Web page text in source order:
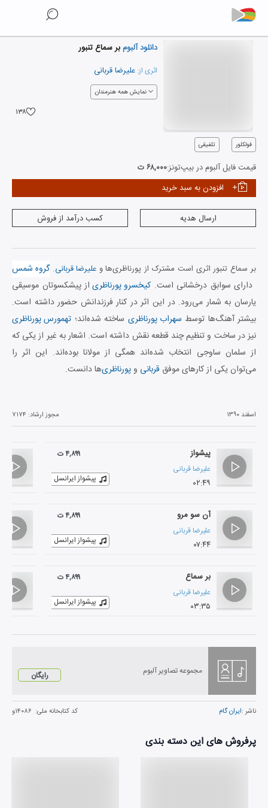
دانلود آلبومبر سماع تنبور
اثری از: علیرضا قربانی
نمایش همه هنرمندان
۱۳۸
فولکلور تلفیقی
قیمت فایل آلبوم در بیپ‌تونز:۶۸,۰۰۰ ت
افزودن به سبد خرید
ارسال هدیه کسب درآمد از فروش
بر سماع تنبور اثری است مشترک از پورناظری‌ها وعلیرضا قربانی.گروه شمس
دارای سوابق درخشانی است. کیخسرو پورناظریاز پیشکسوتان موسیقی
یارسان به شمار می‌رود. در این اثر در کنار فرزندانش حضور داشته است.
بیشتر آهنگ‌ها توسط سهراب پورناظری ساخته شده‌اند؛ تهمورس پورناظری
نیز در ساخت و تنظیم چند قطعه نقش داشته است. اشعار به غیر از یکی که
از سلمان ساوجی انتخاب شده‌اند همگی از مولانا بوده‌اند. این اثر را
می‌توان یکی از کارهای موفق قربانی وپورناظری‌ها دانست.
اسفند ۱۳۹۰ مجوز ارشاد: ۷۱۷۴
پیشواز
علیرضا قربانی
۰۲:۴۹
۴,۸۹۹ ت
پیشواز ایرانسل
آن سو مرو
علیرضا قربانی
۰۷:۴۴
۴,۸۹۹ ت
پیشواز ایرانسل
بر سماع
علیرضا قربانی
۰۳:۳۵
۴,۸۹۹ ت
پیشواز ایرانسل
مجموعه تصاویر آلبوم رایگان
ناشر :ایران گام کد کتابخانه ملی: ۱۴۰۸۶و
پرفروش های این دسته بندی